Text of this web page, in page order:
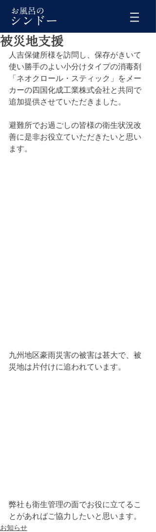
被災地支援
人吉保健所様を訪問し、保存がきいて
使い勝手のよい小分けタイプの消毒剤
「ネオクロール・スティック」をメー
カーの四国化成工業株式会社と共同で
追加提供させていただきました。
避難所でお過ごしの皆様の衛生状況改
善に是非お役立ていただきたいと思い
ます。
九州地区豪雨災害の被害は甚大で、被
災地は片付けに追われています。
弊社も衛生管理の面でお役に立てるこ
とがあればご協力したいと思います。
お知らせ